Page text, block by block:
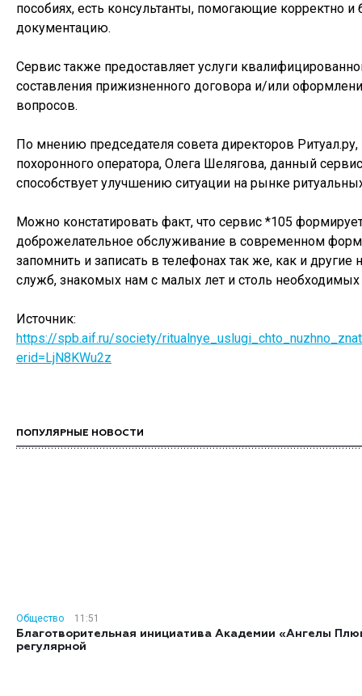
пособиях, есть консультанты, помогающие корректно
документацию.
Сервис также предоставляет услуги
составления прижизненного договора и/или
вопросов.
По мнению председателя совета директоров
похоронного оператора, Олега Шелягова, данный
способствует улучшению ситуации на рынке
Можно констатировать факт, что сервис *105
доброжелательное обслуживание в современном
запомнить и записать в телефонах так же, как и другие
служб, знакомых нам с малых лет и столь
Источник:
https://spb.aif.ru/society/
erid=LjN8KWu2z
ПОПУЛЯРНЫЕ НОВОСТИ
Общество
11:51
Благотворительная инициатива Академии «Ангелы
регулярной